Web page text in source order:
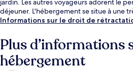
jardin. Les autres voyageurs adorent le
déjeuner. L'hébergement se situe à une
transports publics : Station de métro de
Informations sur le droit de
Plus d’informations
hébergement